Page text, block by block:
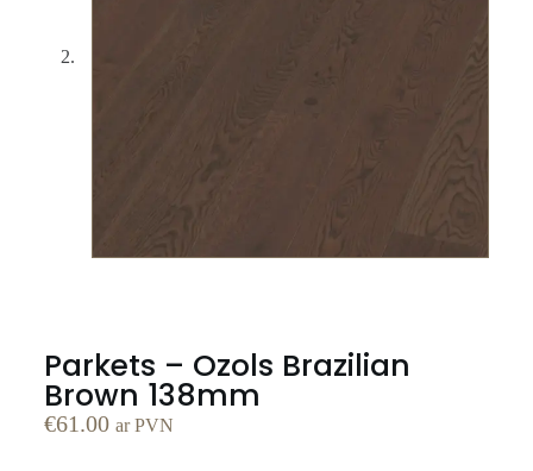
Parkets – Ozols Brazilian
Brown 138mm
€61.00 ar PVN